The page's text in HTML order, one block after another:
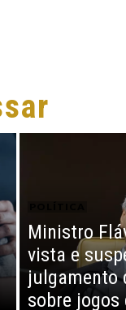
Ministro
vista e
julgamento
sobre jogos